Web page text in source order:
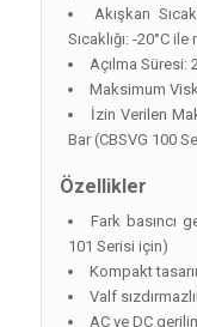
Akışkan
Sıcaklığı: -20°C
Açılma Süresi:
Maksimum
İzin Verilen
Bar (CBSVG 100
Özellikler
Fark basıncı
101 Serisi için)
Kompakt
Valf
AC ve DC